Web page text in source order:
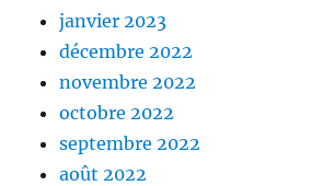
janvier 2023
décembre 2022
novembre 2022
octobre 2022
septembre 2022
août 2022